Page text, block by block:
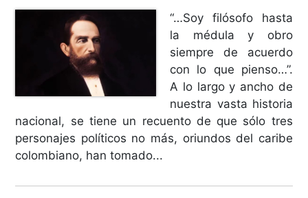
“…Soy filósofo hasta
la médula y obro
siempre de acuerdo
con lo que pienso…”.
A lo largo y ancho de
nuestra vasta historia
nacional, se tiene un recuento de que sólo tres
personajes políticos no más, oriundos del caribe
colombiano, han tomado...